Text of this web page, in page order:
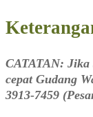
CATATAN:
cepat Gudang
3913-7459